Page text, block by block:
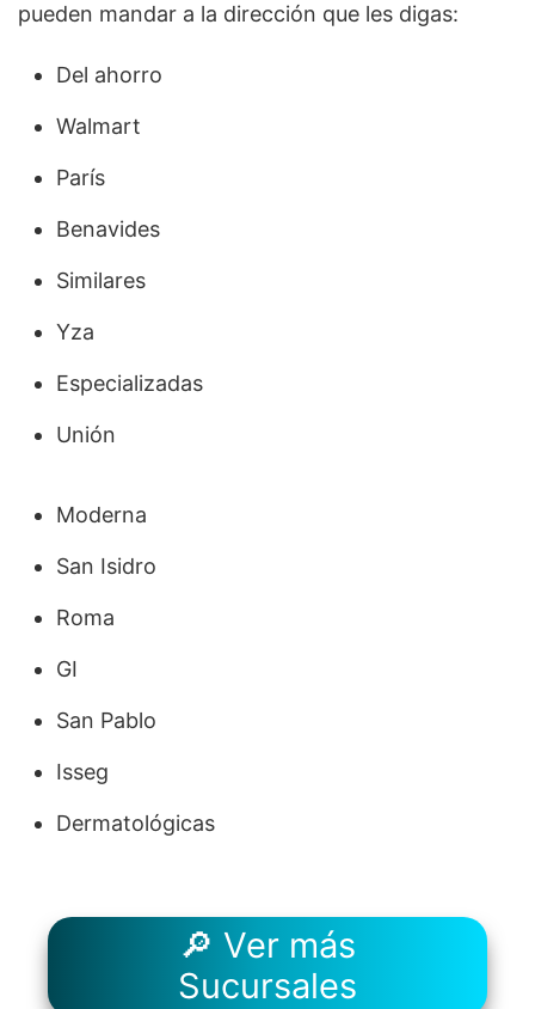
pueden mandar a la dirección que les digas:
Del ahorro
Walmart
París
Benavides
Similares
Yza
Especializadas
Unión
Moderna
San Isidro
Roma
GI
San Pablo
Isseg
Dermatológicas
🔎 Ver más
Sucursales